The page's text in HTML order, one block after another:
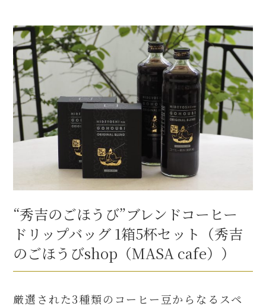
“秀吉のごほうび”ブレンドコーヒー
ドリップバッグ 1箱5杯セット（秀吉
のごほうびshop（MASA cafe））
厳選された3種類のコーヒー豆からなるスペ